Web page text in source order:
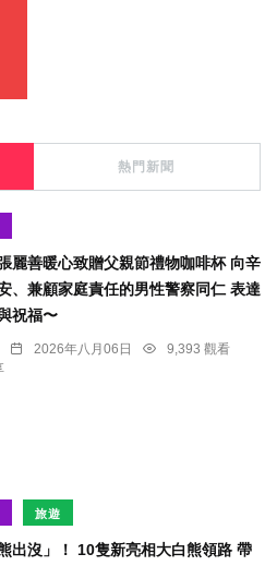
熱門新聞
麗善暖心致贈父親節禮物咖啡杯 向辛
、兼顧家庭責任的男性警察同仁 表達
祝福〜
2026年八月06日
9,393 觀看
旅遊
出沒」！ 10隻新亮相大白熊領路 帶